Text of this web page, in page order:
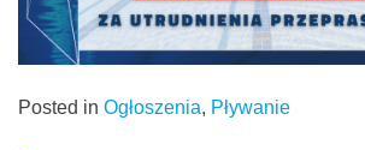
Posted in Ogłoszenia, Pływanie